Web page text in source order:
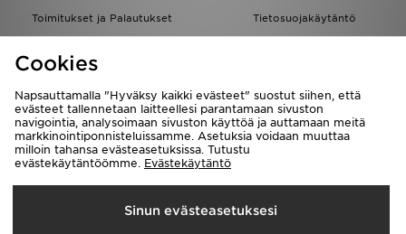
Toimitukset ja Palautukset
Tietosuojakäytäntö
Löydä myymälä
Kumppanuusohjelma
JD Blog
Toimitetaan
Suomi
Cookies
Napsauttamalla "Hyväksy kaikki evästeet" suostut siihen, että
evästeet tallennetaan laitteellesi parantamaan sivuston
navigointia, analysoimaan sivuston käyttöä ja auttamaan meitä
markkinointiponnisteluissamme. Asetuksia voidaan muuttaa
milloin tahansa evästeasetuksissa. Tutustu
evästekäytäntöömme. Evästekäytäntö
Sinun evästeasetuksesi